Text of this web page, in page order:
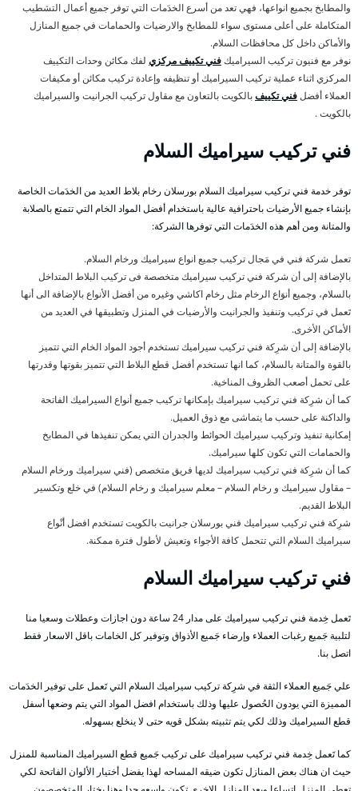
والمطابخ بجميع انواعها، فهي تعد من أسرع الخدَمات التي توفر جميع أعمال التشطيب
المتكاملة على أعلى مستوى سواء للمطابخ والارضيات والحمامات في جميع المنازل
والأماكن داخل كل محافظات السلام.
نوفر مع فنيون تركيب السيراميكفني تكييف مركزي لفك مكائن وحدات التكييف
المركزي اثناء عملية تركيب السيراميك أو تنظيفه وإعادة تركيب مكائن أو مكيفات
العملاء أفضلفني تكييفبالكويت بالتعاون مع مقاول تركيب الجرانيت والسيراميك
بالكويت .
فني تركيب سيراميك السلام
توفر خدمة فني تركيب سيراميك السلام بورسلان رخام بلاط العديد من الخدَمات الخاصة
بإنشاء جميع الأرضيات باحترافية عالية باستخدام أفضل المواد الخام التي تتمتع بالصلابة
والمتانة ومن أهم هذه الخدَمات التي توفرها الشركة:
تعمل شركة فني في مَجال تركيب جميع انواع سيراميك ورخام السلام.
بالإضافة إلى أن شركة فني تركيب سيراميك متخصصة فى تركيب البلاط المتداخل
بالسلام، وجميع أنوَاع الرخام مثل رخام اكاشي وغيره من أفضل الأنواع بالإضافة الى أنها
تَعمل في تركيب وتنفيذ والجرانيت والأرضيات في المنزل وتطبيقها في العديد من
الأماكن الأخرى.
بالإضافة إلى أن شرِكة فني تركيب سيراميك تستخدم أجود المواد الخام التي تتميز
بالقوة والمتانة بالسلام، كما انها تستخدم أفضل قطع البلاط التي تتميز بقوتها وقدرتها
على تحمل أصعب الظروف المناخية.
كما أن شرِكة فني تركيب سيراميك بإمكانها تركيب جميع أنواع السيراميك الفاتحة
والداكنة على حسب ما يتماشى مع ذوق العميل.
إمكانية تنفيذ وتركيب سيراميك الحوائط والجدران التي يمكن تنفيذها في المطابخ
والحمامات التي تكون كلها سيراميك.
كما أن شرِكة فني تركيب سيراميك لديها فريق متخصص (فني سيراميك ورخام السلام
– مقاول سيراميك و رخام السلام – معلم سيراميك و رخام السلام) في خلع وتكسير
البلاط القديم.
شرِكة فني تركيب سيراميك فني بورسلان جرانيت بالكويت تستخدم افضل أنْواع
سيراميك السلام التي تتحمل كافة الأجواء وتعيش لأطول فترة ممكنة.
فني تركيب سيراميك السلام
تَعمل خِدمة فني تركيب سيراميك على مدار 24 ساعة دون اجازات وعطلات وسعيا منا
لتلبية جَميع رغبات العملاء وإرضاء جَميع الأذواق وتوفير كل الخامات باقل الاسعار فقط
اتصل بنا.
علي جَميع العملاء الثقة في شرِكة تركيب سيراميك السلام التي تَعمل على توفير الخدَمات
المميزة التي يودون الحُصول عليها وذلك باستخدام افضل المواد التي يتم وضعها أسفل
قطع السيراميك وذلك لكي يتم تثبيته بشكل قويه حتى لا ينخلع بسهوله.
كما تَعمل خِدمة فني تركيب سيراميك على تركيب جَميع قطع السيراميك المناسبة للمنزل
حيث ان هناك بعض المنازل تكون ضيقه المساحه لهذا يفضل أختيار الألوان الفاتحة لكي